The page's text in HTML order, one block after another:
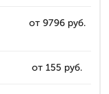
от 9796 руб.
от 155 руб.